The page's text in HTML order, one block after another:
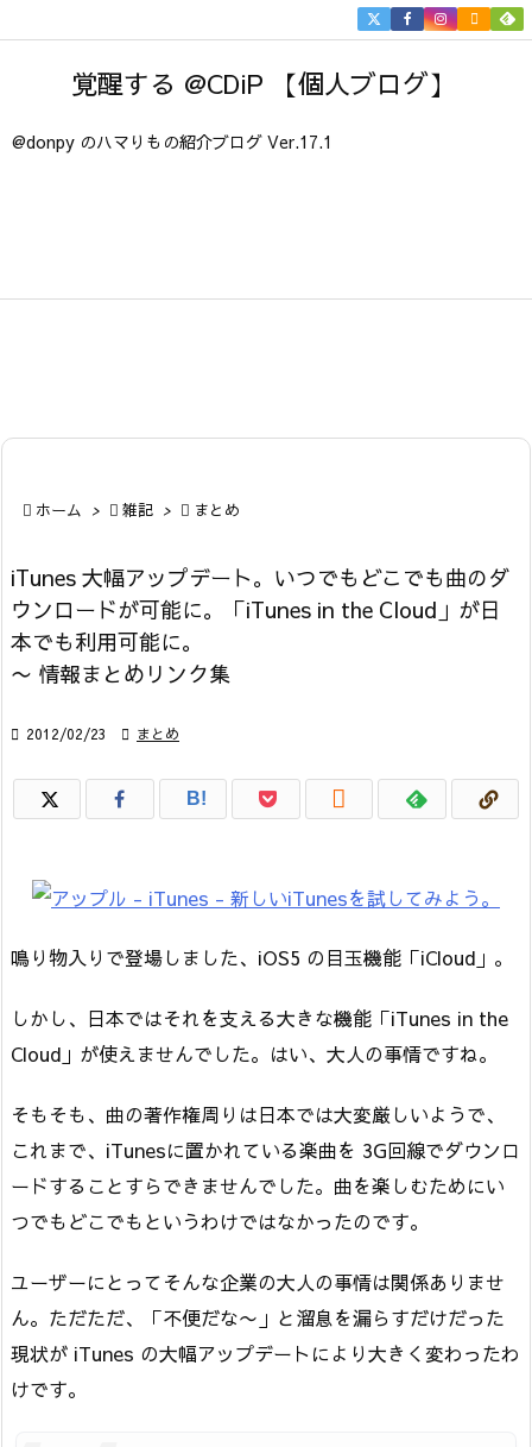
覚醒する @CDiP 【個人ブログ】
@donpy のハマりもの紹介ブログ Ver.17.1


 ホーム >  雑記 >  まとめ
iTunes 大幅アップデート。いつでもどこでも曲のダ
ウンロードが可能に。「iTunes in the Cloud」が日
本でも利用可能に。
〜 情報まとめリンク集
 2012/02/23  まとめ
B! 
鳴り物入りで登場しました、iOS5 の目玉機能「iCloud」。
しかし、日本ではそれを支える大きな機能「iTunes in the
Cloud」が使えませんでした。はい、大人の事情ですね。
そもそも、曲の著作権周りは日本では大変厳しいようで、
これまで、iTunesに置かれている楽曲を 3G回線でダウンロ
ードすることすらできませんでした。曲を楽しむためにい
つでもどこでもというわけではなかったのです。
ユーザーにとってそんな企業の大人の事情は関係ありませ
ん。ただただ、「不便だな〜」と溜息を漏らすだけだった
現状が iTunes の大幅アップデートにより大きく変わったわ
けです。